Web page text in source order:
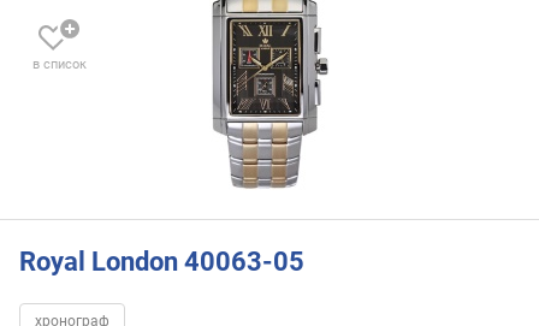
в список
Royal London 40063-05
хронограф